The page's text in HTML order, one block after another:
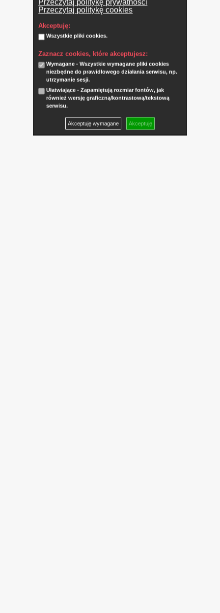
Przeczytaj politykę prywatności
Przeczytaj politykę cookies
Akceptuję:
Wszystkie pliki cookies.
Zaznacz cookies, które akceptujesz:
Wymagane - Wszystkie wymagane pliki cookies
niezbędne do prawidłowego działania serwisu, np.
utrzymanie sesji.
Ułatwiające - Zapamiętują rozmiar fontów, jak
również wersję graficzną/kontrastową/tekstową
serwisu.
Akceptuję wymagane Akceptuję